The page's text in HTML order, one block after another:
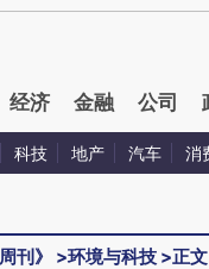
经济 金融 公司
科技 地产 汽车 消
刊》 >环境与科技 >正文